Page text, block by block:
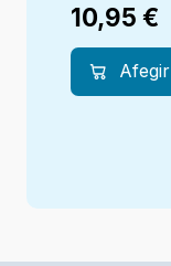
10,95 €
Afegir